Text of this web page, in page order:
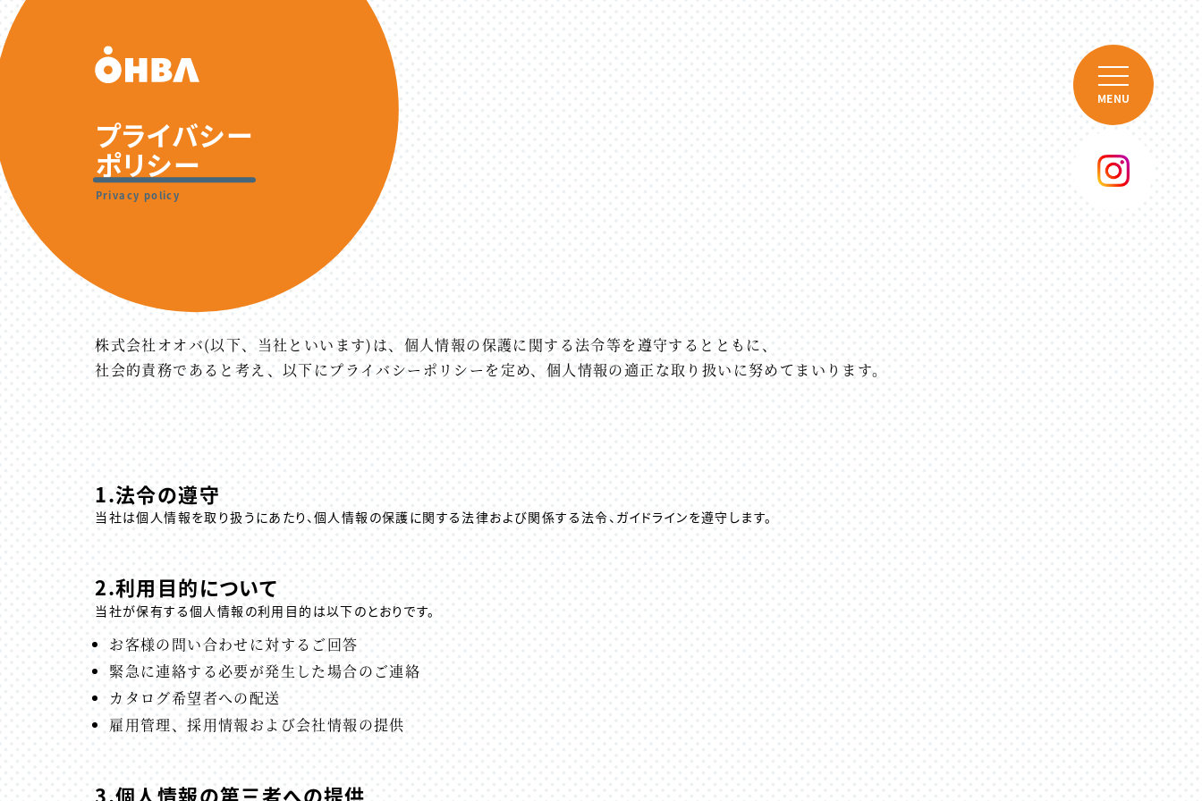
MENU
プライバシー
ポリシー
Privacy policy
株式会社オオバ(以下、当社といいます)は、個人情報の保護に関する法令等を遵守するとともに、
社会的責務であると考え、以下にプライバシーポリシーを定め、個人情報の適正な取り扱いに努めてまいります。
1.法令の遵守
当社は個人情報を取り扱うにあたり、個人情報の保護に関する法律および関係する法令、ガイドラインを遵守します。
2.利用目的について
当社が保有する個人情報の利用目的は以下のとおりです。
お客様の問い合わせに対するご回答
緊急に連絡する必要が発生した場合のご連絡
カタログ希望者への配送
雇用管理、採用情報および会社情報の提供
3.個人情報の第三者への提供